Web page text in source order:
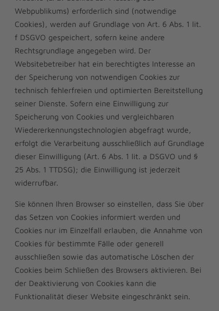
Webpublikums) erforderlich sind (notwendige
Cookies), werden auf Grundlage von Art. 6 Abs. 1 lit.
f DSGVO gespeichert, sofern keine andere
Rechtsgrundlage angegeben wird. Der
Websitebetreiber hat ein berechtigtes Interesse an
der Speicherung von notwendigen Cookies zur
technisch fehlerfreien und optimierten Bereitstellung
seiner Dienste. Sofern eine Einwilligung zur
Speicherung von Cookies und vergleichbaren
Wiedererkennungstechnologien abgefragt wurde,
erfolgt die Verarbeitung ausschließlich auf Grundlage
dieser Einwilligung (Art. 6 Abs. 1 lit. a DSGVO und §
25 Abs. 1 TTDSG); die Einwilligung ist jederzeit
widerrufbar.
Sie können Ihren Browser so einstellen, dass Sie über
das Setzen von Cookies informiert werden und
Cookies nur im Einzelfall erlauben, die Annahme von
Cookies für bestimmte Fälle oder generell
ausschließen sowie das automatische Löschen der
Cookies beim Schließen des Browsers aktivieren. Bei
der Deaktivierung von Cookies kann die
Funktionalität dieser Website eingeschränkt sein.